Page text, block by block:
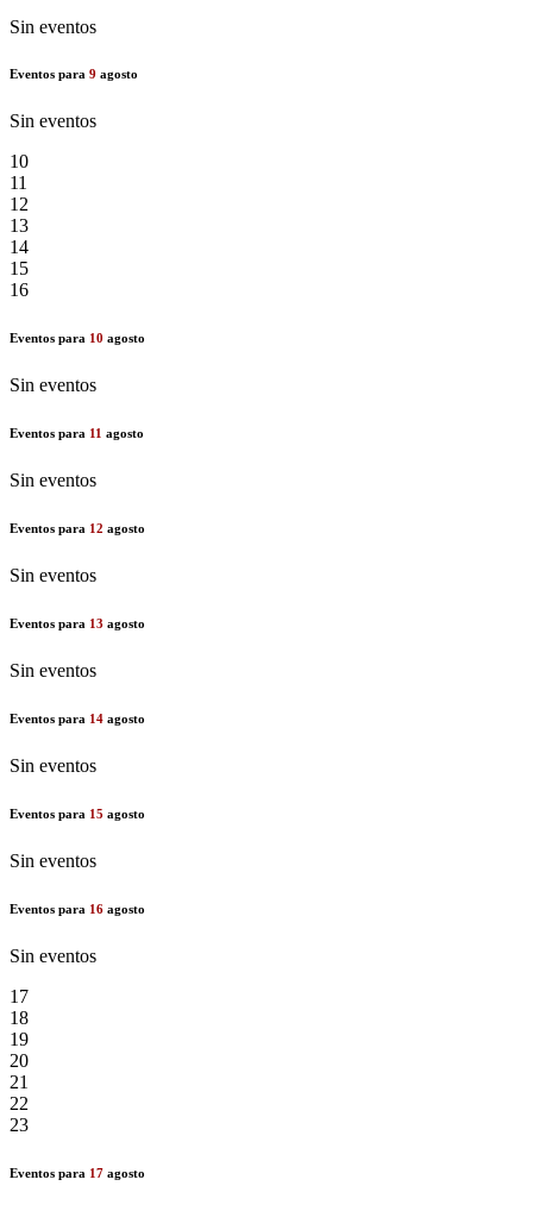
Sin eventos
Eventos para 9 agosto
Sin eventos
10
11
12
13
14
15
16
Eventos para 10 agosto
Sin eventos
Eventos para 11 agosto
Sin eventos
Eventos para 12 agosto
Sin eventos
Eventos para 13 agosto
Sin eventos
Eventos para 14 agosto
Sin eventos
Eventos para 15 agosto
Sin eventos
Eventos para 16 agosto
Sin eventos
17
18
19
20
21
22
23
Eventos para 17 agosto